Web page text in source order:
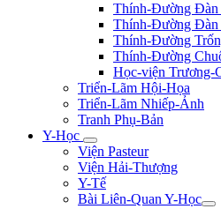
Thính-Đường
Thính-Đường Đàn
Thính-Đường
Thính-Đường
Học-viện Trương-
Triển-Lãm Hội-Họa
Triển-Lãm Nhiếp-Ảnh
Tranh Phụ-Bản
Y-Học
Viện Pasteur
Viện Hải-Thượng
Y-Tế
Bài Liên-Quan Y-Học